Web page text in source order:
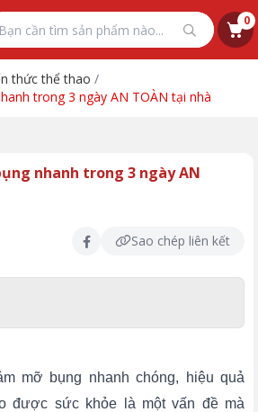
0
thức thể thao /
trong 3 ngày AN TOÀN tại nhà
nhanh trong 3 ngày AN
Sao chép liên kết
mỡ bụng nhanh chóng, hiệu quả
được sức khỏe là một vấn đề mà